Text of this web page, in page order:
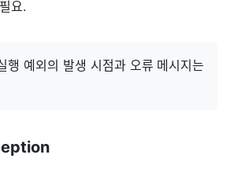
요.
행 예외의 발생 시점과 오류 메시지는